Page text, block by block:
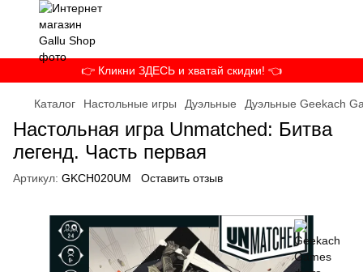
👉 Кликни ЗДЕСЬ и хватай скидки! 👈
Каталог Настольные игры Дуэльные Дуэльные Geekach
Настольная игра Unmatched: Битва
легенд. Часть первая
Артикул: GKCH020UM Оставить отзыв